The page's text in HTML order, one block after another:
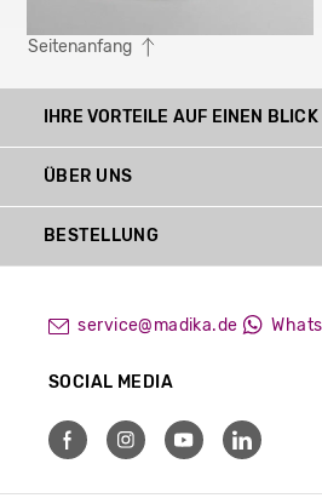
Seitenanfang
IHRE VORTEILE AUF EINEN BLICK
service@madika.de
SOCIAL MEDIA
ÜBER UNS
BESTELLUNG